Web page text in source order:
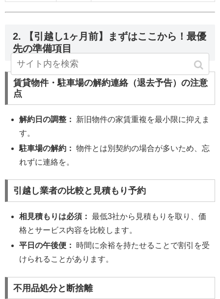
2. 【引越し1ヶ月前】まずはここから！最優
先の準備項目
賃貸物件・駐車場の解約連絡（退去予告）の注意
点
解約日の調整：
新旧物件の家賃重複を最小限に抑えま
す。
駐車場の解約： 物件とは別契約の場合が多いため、忘
れずに連絡を。
引越し業者の比較と見積もり予約
相見積もりは必須： 最低3社から見積もりを取り、価
格とサービス内容を比較します。
平日の午後便：
時間に余裕を持たせることで割引を受
けられることがあります。
不用品処分と断捨離